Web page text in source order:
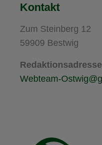
Kontakt
Zum Steinberg 12
59909 Bestwig
Webteam-